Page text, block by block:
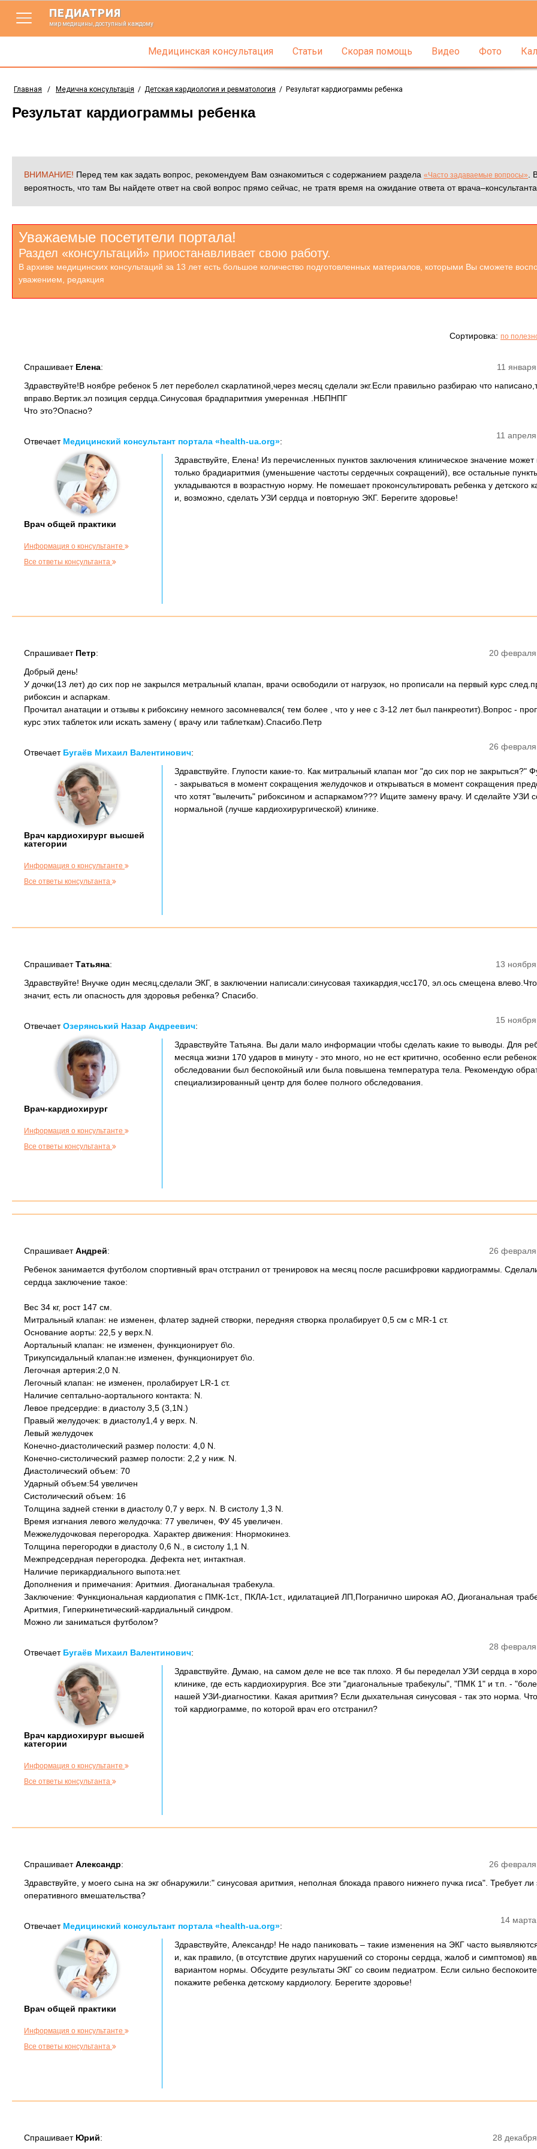
ПЕДИАТРИЯ
мир медицины, доступный каждому
Медицинская консультация Статьи Скорая помощь Видео Фото
Главная / Медична консультація / Детская кардиология и ревматология / Результат кардиограммы ребенка
Результат кардиограммы ребенка
ВНИМАНИЕ! Перед тем как задать вопрос, рекомендуем Вам ознакомиться с содержанием раздела «Часто задаваемые вопросы»
.
вероятность, что там Вы найдете ответ на свой вопрос прямо сейчас, не тратя время на ожидание ответа от врача–консультанта.
Уважаемые посетители портала!
Раздел «консультаций» приостанавливает свою работу.
В архиве медицинских консультаций за 13 лет есть большое количество подготовленных материалов, которыми Вы сможете
уважением, редакция
Сортировка: по
11
Спрашивает Елена:
Здравствуйте!В ноябре ребенок 5 лет переболел скарлатиной,через месяц сделали экг.Если правильно разбираю что
вправо.Вертик.эл позиция сердца.Синусовая брадпаритмия умеренная .НБПНПГ
Что это?Опасно?
11
Отвечает Медицинский консультант портала «health-ua.org»:
Врач общей практики
Информация о консультанте
Все ответы консультанта
Здравствуйте, Елена! Из перечисленных пунктов заключения клиническое значение может
только брадиаритмия (уменьшение частоты сердечных сокращений), все остальные
укладываются в возрастную норму. Не помешает проконсультировать ребенка у детского
и, возможно, сделать УЗИ сердца и повторную ЭКГ. Берегите здоровье!
20 февраля
Спрашивает Петр:
Добрый день!
У дочки(13 лет) до сих пор не закрылся метральный клапан, врачи освободили от нагрузок, но прописали на первый курс
рибоксин и аспаркам.
Прочитал анатации и отзывы к рибоксину немного засомневался( тем более , что у нее с 3-12 лет был панкреотит).Вопрос -
курс этих таблеток или искать замену ( врачу или таблеткам).Спасибо.Петр
26 февраля
Отвечает Бугаёв Михаил Валентинович:
Врач кардиохирург высшей
категории
Информация о консультанте
Все ответы консультанта
Здравствуйте. Глупости какие-то. Как митральный клапан мог "до сих пор не закрыться?"
- закрываться в момент сокращения желудочков и открываться в момент сокращения
что хотят "вылечить" рибоксином и аспаркамом??? Ищите замену врачу. И сделайте УЗИ
нормальной (лучше кардиохирургической) клинике.
13
СпрашиваетТатьяна:
Здравствуйте! Внучке один месяц,сделали ЭКГ, в заключении написали:синусовая тахикардия,чсс170, эл.ось смещена
значит, есть ли опасность для здоровья ребенка? Спасибо.
15
ОтвечаетОзерянський Назар Андреевич:
Врач-кардиохирург
Информация о консультанте
Все ответы консультанта
Здравствуйте Татьяна. Вы дали мало информации чтобы сделать какие то выводы. Для
месяца жизни 170 ударов в минуту - это много, но не ест критично, особенно если
обследовании был беспокойный или была повышена температура тела. Рекомендую
специализированный центр для более полного обследования.
26 февраля
СпрашиваетАндрей:
Ребенок занимается футболом спортивный врач отстранил от тренировок на месяц после расшифровки кардиограммы.
сердца заключение такое:
Вес 34 кг, рост 147 см.
Митральный клапан: не изменен, флатер задней створки, передняя створка пролабирует 0,5 см с MR-1 cт.
Основание аорты: 22,5 у верх.N.
Аортальный клапан: не изменен, функционирует б\о.
Трикупсидальный клапан:не изменен, функционирует б\о.
Легочная артерия:2,0 N.
Легочный клапан: не изменен, пролабирует LR-1 ст.
Наличие септально-аортального контакта: N.
Левое предсердие: в диастолу 3,5 (3,1N.)
Правый желудочек: в диастолу1,4 у верх. N.
Левый желудочек
Конечно-диастолический размер полости: 4,0 N.
Конечно-систолический размер полости: 2,2 у ниж. N.
Диастолический объем: 70
Ударный объем:54 увеличен
Систолический объем: 16
Толщина задней стенки в диастолу 0,7 у верх. N. В систолу 1,3 N.
Время изгнания левого желудочка: 77 увеличен, ФУ 45 увеличен.
Межжелудочковая перегородка. Характер движения: Ннормокинез.
Толщина перегородки в диастолу 0,6 N., в систолу 1,1 N.
Межпредсердная перегородка. Дефекта нет, интактная.
Наличие перикардиального выпота:нет.
Дополнения и примечания: Аритмия. Диоганальная трабекула.
Заключение: Функциональная кардиопатия с ПМК-1ст., ПКЛА-1ст., идилатацией ЛП,Погранично широкая АО, Диоганальная
Аритмия, Гиперкинетический-кардиальный синдром.
Можно ли заниматься футболом?
28 февраля
Отвечает Бугаёв Михаил Валентинович:
Врач кардиохирург высшей
категории
Информация о консультанте
Все ответы консультанта
Здравствуйте. Думаю, на самом деле не все так плохо. Я бы переделал УЗИ сердца в
клинике, где есть кардиохирургия. Все эти "диагональные трабекулы", "ПМК 1" и т.п. -
нашей УЗИ-диагностики. Какая аритмия? Если дыхательная синусовая - так это норма.
той кардиограмме, по которой врач его отстранил?
26 февраля
СпрашиваетАлександр:
Здравствуйте, у моего сына на экг обнаружили:" синусовая аритмия, неполная блокада правого нижнего пучка гиса". Требует ли
оперативного вмешательства?
14
Отвечает Медицинский консультант портала «health-ua.org»:
Врач общей практики
Информация о консультанте
Все ответы консультанта
Здравствуйте, Александр! Не надо паниковать – такие изменения на ЭКГ часто
и, как правило, (в отсутствие других нарушений со стороны сердца, жалоб и симптомов)
вариантом нормы. Обсудите результаты ЭКГ со своим педиатром. Если сильно
покажите ребенка детскому кардиологу. Берегите здоровье!
28
Спрашивает Юрий: